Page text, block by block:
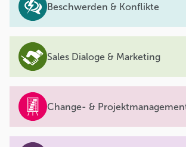
Beschwerden & Konflikte
Sales Dialoge & Marketing
Change- &